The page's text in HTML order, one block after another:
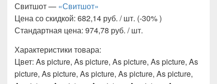
Свитшот — «Свитшот»
Цена со скидкой: 682,14 руб. / шт. (-30% )
Стандартная цена: 974,78 руб. / шт.
Характеристики товара:
Цвет: As picture, As picture, As picture, As picture, As
picture, As picture, As picture, As picture, As picture,